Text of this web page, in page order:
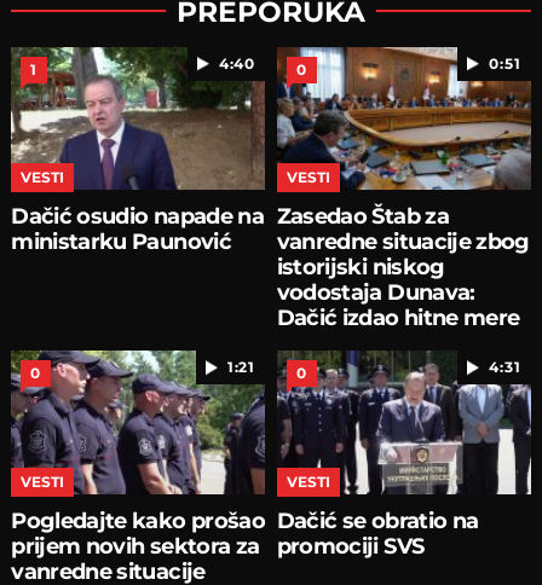
PREPORUKA
4:40
1
VESTI
Dačić osudio napade na
ministarku Paunović
0:51
0
VESTI
Zasedao Štab za
vanredne situacije zbog
istorijski niskog
vodostaja Dunava:
Dačić izdao hitne mere
1:21
0
VESTI
Pogledajte kako prošao
prijem novih sektora za
vanredne situacije
4:31
0
VESTI
Dačić se obratio na
promociji SVS